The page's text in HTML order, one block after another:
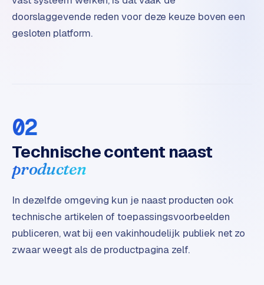
doorslaggevende reden voor deze keuze boven een
gesloten platform.
02
Technische content naast
producten
In dezelfde omgeving kun je naast producten ook
technische artikelen of toepassingsvoorbeelden
publiceren, wat bij een vakinhoudelijk publiek net zo
zwaar weegt als de productpagina zelf.